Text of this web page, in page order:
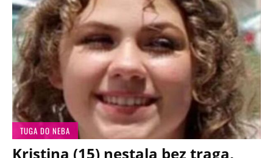
TUGA DO NEBA
Kristina (15) nestala bez traga,